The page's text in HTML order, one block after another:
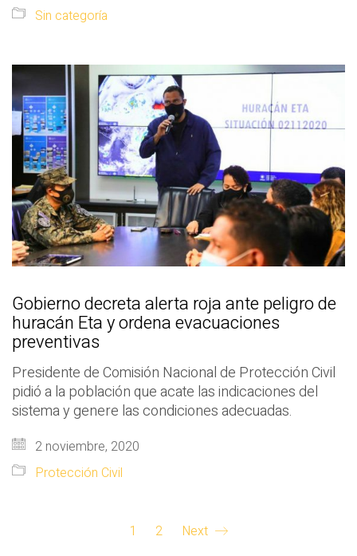
Sin categoría
Gobierno decreta alerta roja ante peligro de
huracán Eta y ordena evacuaciones
preventivas
Presidente de Comisión Nacional de Protección Civil
pidió a la población que acate las indicaciones del
sistema y genere las condiciones adecuadas.
2 noviembre, 2020
Protección Civil
1 2 Next